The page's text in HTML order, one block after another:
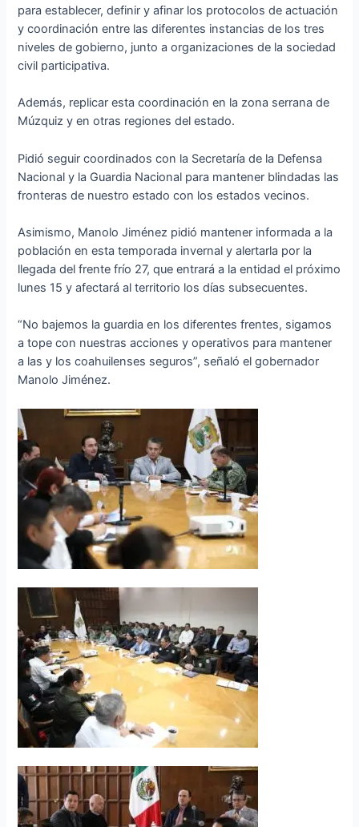
para establecer, definir y afinar los protocolos de actuación
y coordinación entre las diferentes instancias de los tres
niveles de gobierno, junto a organizaciones de la sociedad
civil participativa.
Además, replicar esta coordinación en la zona serrana de
Múzquiz y en otras regiones del estado.
Pidió seguir coordinados con la Secretaría de la Defensa
Nacional y la Guardia Nacional para mantener blindadas las
fronteras de nuestro estado con los estados vecinos.
Asimismo, Manolo Jiménez pidió mantener informada a la
población en esta temporada invernal y alertarla por la
llegada del frente frío 27, que entrará a la entidad el próximo
lunes 15 y afectará al territorio los días subsecuentes.
“No bajemos la guardia en los diferentes frentes, sigamos
a tope con nuestras acciones y operativos para mantener
a las y los coahuilenses seguros”, señaló el gobernador
Manolo Jiménez.